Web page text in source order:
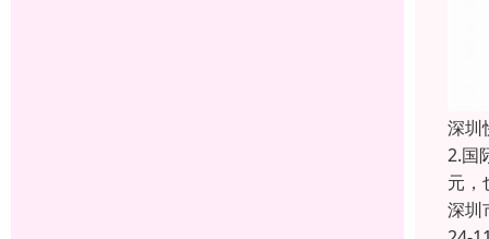
深圳
2.国
元，
深圳